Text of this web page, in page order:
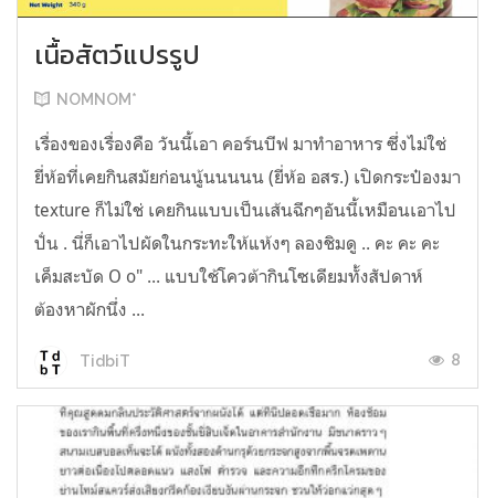
เนื้อสัตว์แปรรูป
NOMNOM*
เรื่องของเรื่องคือ วันนี้เอา คอร์นบีฟ มาทำอาหาร ซึ่งไม่ใช่
ยี่ห้อที่เคยกินสมัยก่อนนู้นนนนน (ยี่ห้อ อสร.) เปิดกระป๋องมา
texture ก็ไม่ใช่ เคยกินแบบเป็นเส้นฉีกๆอันนี้เหมือนเอาไป
ปั่น . นี่ก็เอาไปผัดในกระทะให้แห้งๆ ลองชิมดู .. คะ คะ คะ
เค็มสะบัด O o" ... แบบใช้โควต้ากินโซเดียมทั้งสัปดาห์
ต้องหาผักนึ่ง ...
TidbiT 8